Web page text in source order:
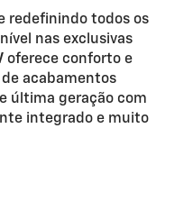
redefinindo todos os
nas exclusivas
oferece conforto e
acabamentos
última geração com
integrado e muito